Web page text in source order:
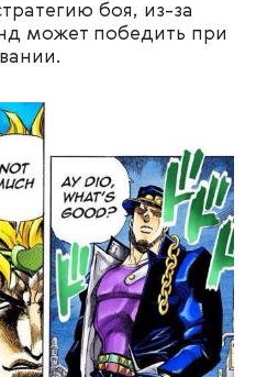
боя, из-за
может победить при